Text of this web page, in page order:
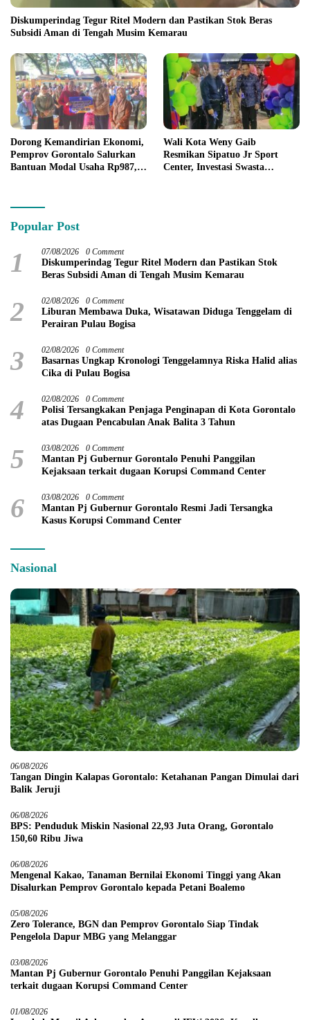
Diskumperindag Tegur Ritel Modern dan Pastikan Stok Beras
Subsidi Aman di Tengah Musim Kemarau
Dorong Kemandirian Ekonomi,
Pemprov Gorontalo Salurkan
Bantuan Modal Usaha Rp987,5
Wali Kota Weny Gaib
Resmikan Sipatuo Jr Sport
Center, Investasi Swasta
Popular Post
1 07/08/2026 0 Comment
Diskumperindag Tegur Ritel Modern dan Pastikan Stok
Beras Subsidi Aman di Tengah Musim Kemarau
2 02/08/2026 0 Comment
Liburan Membawa Duka, Wisatawan Diduga Tenggelam di
Perairan Pulau Bogisa
3 02/08/2026 0 Comment
Basarnas Ungkap Kronologi Tenggelamnya Riska Halid alias
Cika di Pulau Bogisa
4 02/08/2026 0 Comment
Polisi Tersangkakan Penjaga Penginapan di Kota Gorontalo
atas Dugaan Pencabulan Anak Balita 3 Tahun
5 03/08/2026 0 Comment
Mantan Pj Gubernur Gorontalo Penuhi Panggilan
Kejaksaan terkait dugaan Korupsi Command Center
6 03/08/2026 0 Comment
Mantan Pj Gubernur Gorontalo Resmi Jadi Tersangka
Kasus Korupsi Command Center
Nasional
06/08/2026
Tangan Dingin Kalapas Gorontalo: Ketahanan Pangan Dimulai dari
Balik Jeruji
06/08/2026
BPS: Penduduk Miskin Nasional 22,93 Juta Orang, Gorontalo
150,60 Ribu Jiwa
06/08/2026
Mengenal Kakao, Tanaman Bernilai Ekonomi Tinggi yang Akan
Disalurkan Pemprov Gorontalo kepada Petani Boalemo
05/08/2026
Zero Tolerance, BGN dan Pemprov Gorontalo Siap Tindak
Pengelola Dapur MBG yang Melanggar
03/08/2026
Mantan Pj Gubernur Gorontalo Penuhi Panggilan Kejaksaan
terkait dugaan Korupsi Command Center
01/08/2026